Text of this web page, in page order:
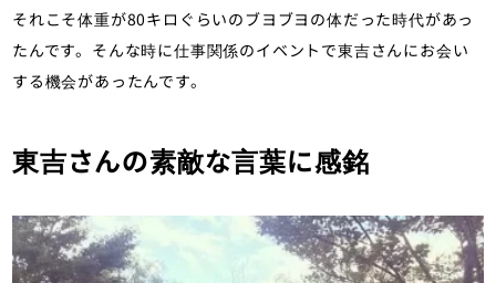
それこそ体重が80キロぐらいのブヨブヨの体だった時代があっ
たんです。そんな時に仕事関係のイベントで東吉さんにお会い
する機会があったんです。
東吉さんの素敵な言葉に感銘